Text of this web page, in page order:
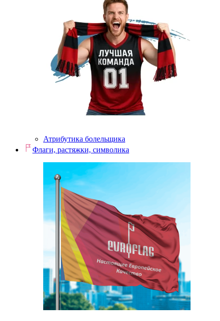
Атрибутика болельщика
Флаги, растяжки, символика